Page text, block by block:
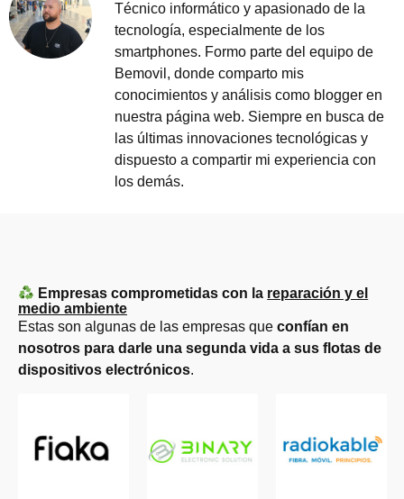
Técnico informático y apasionado de la
tecnología, especialmente de los
smartphones. Formo parte del equipo de
Bemovil, donde comparto mis
conocimientos y análisis como blogger en
nuestra página web. Siempre en busca de
las últimas innovaciones tecnológicas y
dispuesto a compartir mi experiencia con
los demás.
Empresas comprometidas con la reparación y el
medio ambiente
Estas son algunas de las empresas que confían en
nosotros para darle una segunda vida a sus flotas de
dispositivos electrónicos.